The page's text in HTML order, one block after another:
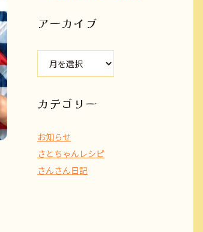
アーカイブ
ブ
カテゴリー
お知らせ
さとちゃんレシピ
さんさん日記